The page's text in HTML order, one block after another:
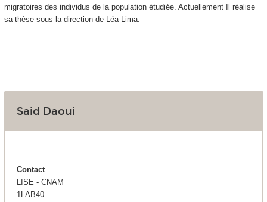
migratoires des individus de la population étudiée. Actuellement Il réalise
sa thèse sous la direction de Léa Lima.
Said Daoui
Contact
LISE - CNAM
1LAB40